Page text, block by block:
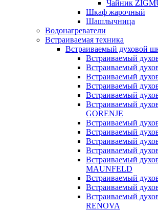
Чайник
Шкаф жарочный
Шашлычница
Водонагреватели
Встраиваемая техника
Встраиваемый духовой
Встраиваемый
Встраиваемый
Встраиваемый
Встраиваемый
Встраиваемый
Встраиваемый
GORENJE
Встраиваемый
Встраиваемый
Встраиваемый
Встраиваемый
Встраиваемый
MAUNFELD
Встраиваемый
Встраиваемый
Встраиваемый
RENOVA